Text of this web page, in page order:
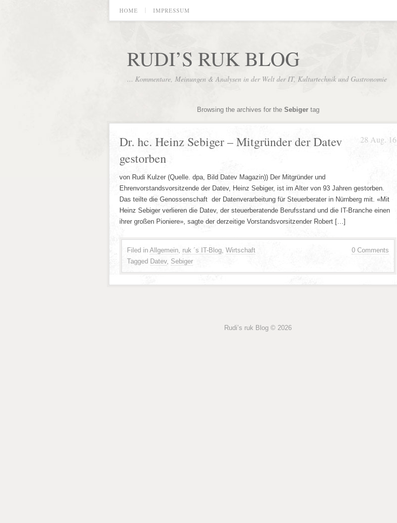
HOME IMPRESSUM
RUDI’S RUK BLOG
… Kommentare, Meinungen & Analysen in der Welt der IT, Kulturtechnik und Gastronomie
Browsing the archives for the Sebigertag
28 Aug. 16
Dr. hc. Heinz Sebiger – Mitgründer der Datev
gestorben
von Rudi Kulzer (Quelle. dpa, Bild Datev Magazin)) Der Mitgründer und
Ehrenvorstandsvorsitzende der Datev, Heinz Sebiger, ist im Alter von 93 Jahren gestorben.
Das teilte die Genossenschaft der Datenverarbeitung für Steuerberater in Nürnberg mit. «Mit
Heinz Sebiger verlieren die Datev, der steuerberatende Berufsstand und die IT-Branche einen
ihrer großen Pioniere», sagte der derzeitige Vorstandsvorsitzender Robert […]
0 Comments
Filed in Allgemein, ruk ´s IT-Blog, Wirtschaft
Tagged Datev, Sebiger
Rudi’s ruk Blog © 2026